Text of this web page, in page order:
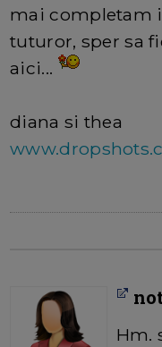
mai completam
tuturor, sper sa
aici...
diana si thea
Hm.